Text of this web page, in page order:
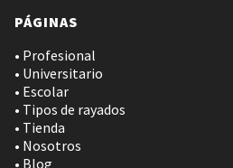
PÁGINAS
• Profesional
• Universitario
• Escolar
• Tipos de rayados
• Tienda
• Nosotros
• Blog